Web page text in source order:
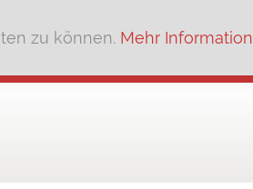
zu können. Mehr Information